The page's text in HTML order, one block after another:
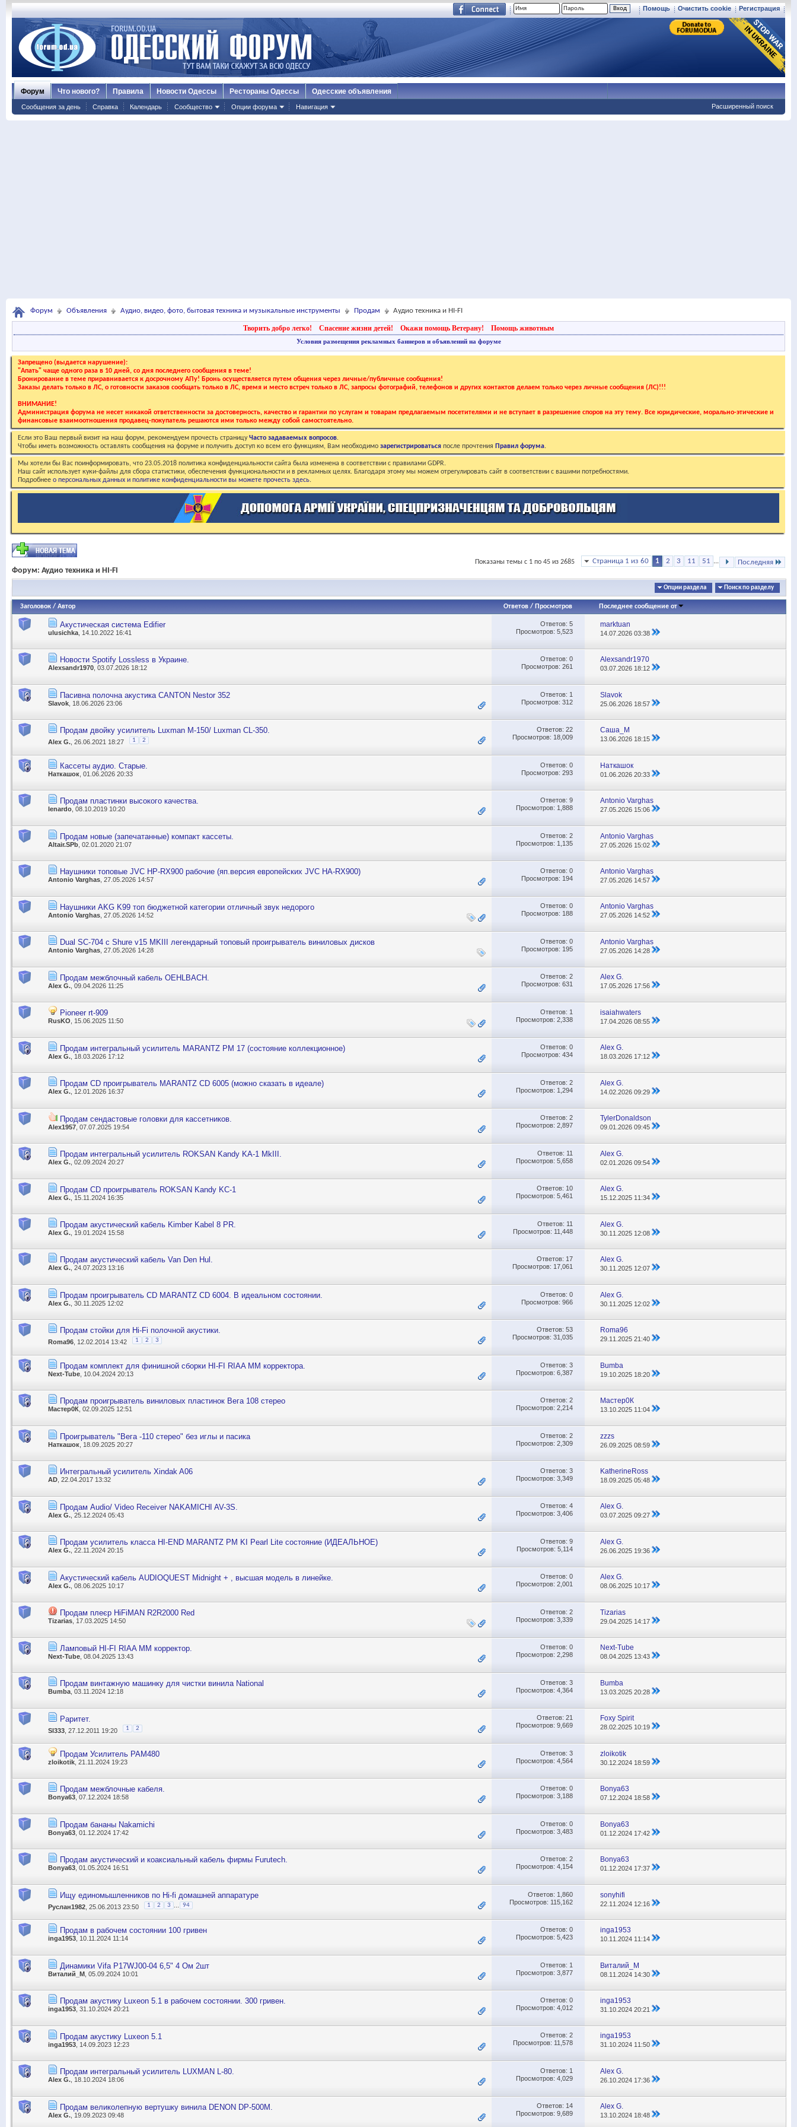
Регистрация
Очистить cookie
Помощь
Форум
Сообщения за день Справка Календарь Сообщество Опции форума Навигация
Что нового? Правила Новости Одессы Рестораны Одессы Одесские объявления
Расширенный поиск
Форум Объявления Аудио, видео, фото, бытовая техника и музыкальные инструменты Продам Аудио техника и HI-FI
Творить добро легко! Спасение жизни детей! Окажи помощь Ветерану! Помощь животным
Условия размещения рекламных баннеров и объявлений на форуме
Запрещено (выдается нарушение):
"Апать" чаще одного раза в 10 дней, со дня последнего сообщения в теме!
Бронирование в теме приравнивается к досрочному АПу! Бронь осуществляется путем общения через личные/публичные сообщения!
Заказы делать только в ЛС, о готовности заказов сообщать только в ЛС, время и место встреч только в ЛС, запросы фотографий, телефонов и других контактов делаем только через личные сообщения (ЛС)!!!
ВНИМАНИЕ!
Администрация форума не несет никакой ответственности за достоверность, качество и гарантии по услугам и товарам предлагаемым посетителями и не вступает в разрешение споров на эту тему. Все юридические, морально-этические и
финансовые взаимоотношения продавец-покупатель решаются ими только между собой самостоятельно.
Если это Ваш первый визит на наш форум, рекомендуем прочесть страницуЧасто задаваемых вопросов.
Чтобы иметь возможность оставлять сообщения на форуме и получить доступ ко всем его функциям, Вам необходимо зарегистрироваться после прочтения Правил форума.
Мы хотели бы Вас поинформировать, что 23.05.2018 политика конфиденциальности сайта была изменена в соответствии с правилами GDPR.
Наш сайт использует куки-файлы для сбора статистики, обеспечения функциональности и в рекламных целях. Благодаря этому мы можем отрегулировать сайт в соответствии с вашими потребностями.
Подробнее о персональных данных и политике конфиденциальности вы можете прочесть здесь.
Страница 1 из 60 1 2 3 11 51 ... Последняя
Показаны темы с 1 по 45 из 2685
Форум: Аудио техника и HI-FI
Опции раздела Поиск по разделу
Заголовок / Автор Ответов/ Просмотров Последнее сообщение от
Акустическая система Edifіer
ulusichka , 14.10.2022 16:41
Ответов: 5
Просмотров: 5,523
marktuan
14.07.202603:38
Новости Spotify Lossless в Украине.
Alexsandr1970, 03.07.2026 18:12
Ответов: 0
Просмотров: 261
Alexsandr1970
03.07.2026 18:12
Пасивна полочна акустика CANTON Nestor 352
Slavok , 18.06.2026 23:06
Ответов: 1
Просмотров: 312
Slavok
25.06.2026 18:57
Продам двойку усилитель Luxman M-150/ Luxman CL-350.
Alex G. , 26.06.2021 18:27 1 2
Ответов: 22
Просмотров: 18,009
Саша_М
13.06.2026 18:15
Кассеты аудио. Старые.
Наткашок , 01.06.2026 20:33
Ответов: 0
Просмотров: 293
Наткашок
01.06.202620:33
Продам пластинки высокого качества.
lenardo , 08.10.2019 10:20
Ответов: 9
Просмотров: 1,888
Antonio Varghas
27.05.2026 15:06
Продам новые (запечатанные) компакт кассеты.
Altair.SPb , 02.01.2020 21:07
Ответов: 2
Просмотров: 1,135
Antonio Varghas
27.05.2026 15:02
Наушники топовые JVC HP-RX900 рабочие (яп.версия европейских JVC HA-RX900)
Antonio Varghas , 27.05.2026 14:57
Ответов: 0
Просмотров: 194
Antonio Varghas
27.05.2026 14:57
Наушники AKG K99 топ бюджетной категории отличный звук недорого
Antonio Varghas , 27.05.2026 14:52
Ответов: 0
Просмотров: 188
Antonio Varghas
27.05.202614:52
Dual SC-704 с Shure v15 MKIII легендарный топовый проигрыватель виниловых дисков
Antonio Varghas , 27.05.2026 14:28
Ответов: 0
Просмотров: 195
Antonio Varghas
27.05.2026 14:28
Продам межблочный кабель OEHLBACH.
Alex G. , 09.04.2026 11:25
Ответов: 2
Просмотров: 631
Alex G.
17.05.202617:56
Pioneer rt-909
RusKO , 15.06.2025 11:50
Ответов: 1
Просмотров: 2,338
isaiahwaters
17.04.202608:55
Продам интегральный усилитель MARANTZ PM 17 (состояние коллекционное)
Alex G. , 18.03.2026 17:12
Ответов: 0
Просмотров: 434
Alex G.
18.03.2026 17:12
Продам CD проигрыватель MARANTZ CD 6005 (можно сказать в идеале)
Alex G. , 12.01.2026 16:37
Ответов: 2
Просмотров: 1,294
Alex G.
14.02.202609:29
Продам сендастовые головки для кассетников.
Alex1957 , 07.07.2025 19:54
Ответов: 2
Просмотров: 2,897
TylerDonaldson
09.01.202609:45
Продам интегральный усилитель ROKSAN Kandy KA-1 MkIII.
Alex G. , 02.09.2024 20:27
Ответов: 11
Просмотров: 5,658
Alex G.
02.01.202609:54
Продам CD проигрыватель ROKSAN Kandy KC-1
Alex G. , 15.11.2024 16:35
Ответов: 10
Просмотров: 5,461
Alex G.
15.12.2025 11:34
Продам акустический кабель Kimber Kabel 8 PR.
Alex G. , 19.01.2024 15:58
Ответов: 11
Просмотров: 11,448
Alex G.
30.11.2025 12:08
Продам акустический кабель Van Den Hul.
Alex G., 24.07.2023 13:16
Ответов: 17
Просмотров: 17,061
Alex G.
30.11.2025 12:07
Продам проигрыватель CD MARANTZ CD 6004. В идеальном состоянии.
Alex G. , 30.11.2025 12:02
Ответов: 0
Просмотров: 966
Alex G.
30.11.2025 12:02
Продам стойки для Hi-Fi полочной акустики.
Roma96 , 12.02.2014 13:42 1 2 3
Ответов: 53
Просмотров: 31,035
Roma96
29.11.202521:40
Продам комплект для финишной сборки HI-FI RIAA ММ корректора.
Next-Tube , 10.04.2024 20:13
Ответов: 3
Просмотров: 6,387
Bumba
19.10.2025 18:20
Продам проигрыватель виниловых пластинок Вега 108 стерео
Мастер0К , 02.09.2025 12:51
Ответов: 2
Просмотров: 2,214
Мастер0К
13.10.2025 11:04
Проигрыватель "Вега -110 стерео" без иглы и пасика
Наткашок , 18.09.2025 20:27
Ответов: 2
Просмотров: 2,309
zzzs
26.09.202508:59
Интегральный усилитель Xindak A06
AD , 22.04.2017 13:32
Ответов: 3
Просмотров: 3,349
KatherineRoss
18.09.202505:48
Продам Audio/ Video Receiver NAKAMICHI AV-3S.
Alex G. , 25.12.2024 05:43
Ответов: 4
Просмотров: 3,406
Alex G.
03.07.202509:27
Продам усилитель класса HI-END MARANTZ PM KI Pearl Lite состояние (ИДЕАЛЬНОЕ)
Alex G. , 22.11.2024 20:15
Ответов: 9
Просмотров: 5,114
Alex G.
26.06.2025 19:36
Акустический кабель AUDIOQUEST Midnight + , высшая модель в линейке.
Alex G. , 08.06.2025 10:17
Ответов: 0
Просмотров: 2,001
Alex G.
08.06.2025 10:17
Продам плеєр HiFiMAN R2R2000 Red
Tizarias , 17.03.2025 14:50
Ответов: 2
Просмотров: 3,339
Tizarias
29.04.2025 14:17
Ламповый HI-FI RIAA MM корректор.
Next-Tube , 08.04.2025 13:43
Ответов: 0
Просмотров: 2,298
Next-Tube
08.04.2025 13:43
Продам винтажную машинку для чистки винила National
Bumba , 03.11.2024 12:18
Ответов: 3
Просмотров: 4,364
Bumba
13.03.202520:28
Раритет.
Sl333 , 27.12.2011 19:20 1 2
Ответов: 21
Просмотров: 9,669
Foxy Spirit
28.02.2025 10:19
Продам Усилитель PAM480
zloikotik , 21.11.2024 19:23
Ответов: 3
Просмотров: 4,564
zloikotik
30.12.2024 18:59
Продам межблочные кабеля.
Bonya63, 07.12.2024 18:58
Ответов: 0
Просмотров: 3,188
Bonya63
07.12.2024 18:58
Продам бананы Nakamichi
Bonya63 , 01.12.2024 17:42
Ответов: 0
Просмотров: 3,483
Bonya63
01.12.2024 17:42
Продам акустический и коаксиальный кабель фирмы Furutech.
Bonya63, 01.05.2024 16:51
Ответов: 2
Просмотров: 4,154
Bonya63
01.12.2024 17:37
Ищу единомышленников по Hi-fi домашней аппаратуре
Руслан1982 , 25.06.2013 23:50 1 2 3 94
Ответов: 1,860
Просмотров: 115,162
sonyhifi
22.11.2024 12:16
Продам в рабочем состоянии 100 гривен
inga1953 , 10.11.2024 11:14
Ответов: 0
Просмотров: 5,423
inga1953
10.11.2024 11:14
Динамики Vifa P17WJ00-04 6,5" 4 Ом 2шт
Виталий_М , 05.09.2024 10:01
Ответов: 1
Просмотров: 3,877
Виталий_М
08.11.2024 14:30
Продам акустику Luxeon 5.1 в рабочем состоянии. 300 гривен.
inga1953 , 31.10.2024 20:21
Ответов: 0
Просмотров: 4,012
inga1953
31.10.202420:21
Продам акустику Luxeon 5.1
inga1953 , 14.09.2023 12:23
Ответов: 2
Просмотров: 11,578
inga1953
31.10.202411:50
Продам интегральный усилитель LUXMAN L-80.
Alex G. , 18.10.2024 18:06
Ответов: 1
Просмотров: 4,029
Alex G.
26.10.2024 17:36
Продам великолепную вертушку винила DENON DP-500M.
Alex G. , 19.09.2023 09:48
Ответов: 14
Просмотров: 9,689
Alex G.
13.10.202418:48